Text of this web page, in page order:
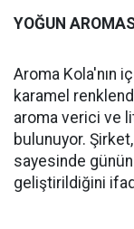
YOĞUN
Aroma Kola'nın
karamel
aroma verici ve
bulunuyor.
sayesinde
geliştirildiğini